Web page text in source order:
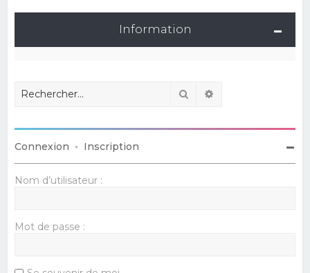
Information
Rechercher
Connexion • Inscription
Nom d’utilisateur :
Mot de passe :